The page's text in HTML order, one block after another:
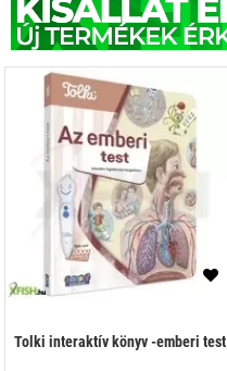
Tolki interaktív könyv -emberi test